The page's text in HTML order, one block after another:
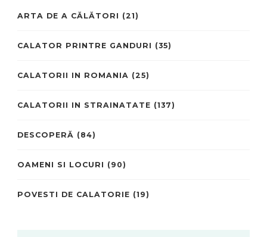
ARTA DE A CĂLĂTORI (21)
CALATOR PRINTRE GANDURI (35)
CALATORII IN ROMANIA (25)
CALATORII IN STRAINATATE (137)
DESCOPERĂ (84)
OAMENI SI LOCURI (90)
POVESTI DE CALATORIE (19)